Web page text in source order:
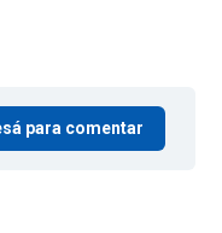
para comentar